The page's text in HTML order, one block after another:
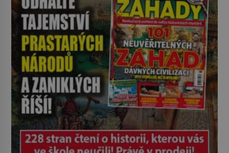
jinak. Tato veselá podívaná
připomíná jeden z nejpodivnějších
a zároveň nejkrutějších zvyků […]